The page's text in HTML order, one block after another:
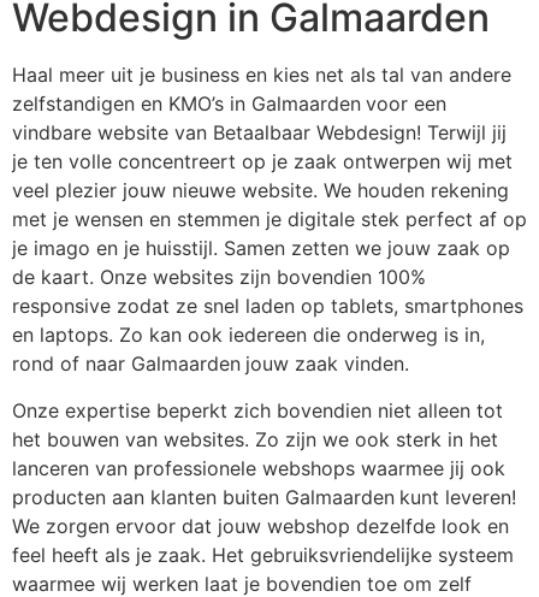
Webdesign in Galmaarden
Haal meer uit je business en kies net als tal van andere
zelfstandigen en KMO’s in Galmaarden voor een
vindbare website van Betaalbaar Webdesign! Terwijl jij
je ten volle concentreert op je zaak ontwerpen wij met
veel plezier jouw nieuwe website. We houden rekening
met je wensen en stemmen je digitale stek perfect af op
je imago en je huisstijl. Samen zetten we jouw zaak op
de kaart. Onze websites zijn bovendien 100%
responsive zodat ze snel laden op tablets, smartphones
en laptops. Zo kan ook iedereen die onderweg is in,
rond of naar Galmaarden jouw zaak vinden.
Onze expertise beperkt zich bovendien niet alleen tot
het bouwen van websites. Zo zijn we ook sterk in het
lanceren van professionele webshops waarmee jij ook
producten aan klanten buiten Galmaarden kunt leveren!
We zorgen ervoor dat jouw webshop dezelfde look en
feel heeft als je zaak. Het gebruiksvriendelijke systeem
waarmee wij werken laat je bovendien toe om zelf